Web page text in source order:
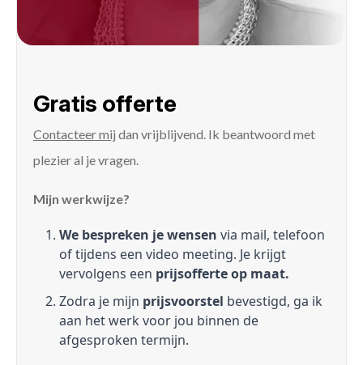
Gratis offerte
Contacteer mij dan vrijblijvend. Ik beantwoord met
plezier al je vragen.
Mijn werkwijze?
We bespreken je wensen via mail, telefoon
of tijdens een video meeting. Je krijgt
vervolgens een prijsofferte op maat.
Zodra je mijn prijsvoorstel bevestigd, ga ik
aan het werk voor jou binnen de
afgesproken termijn.